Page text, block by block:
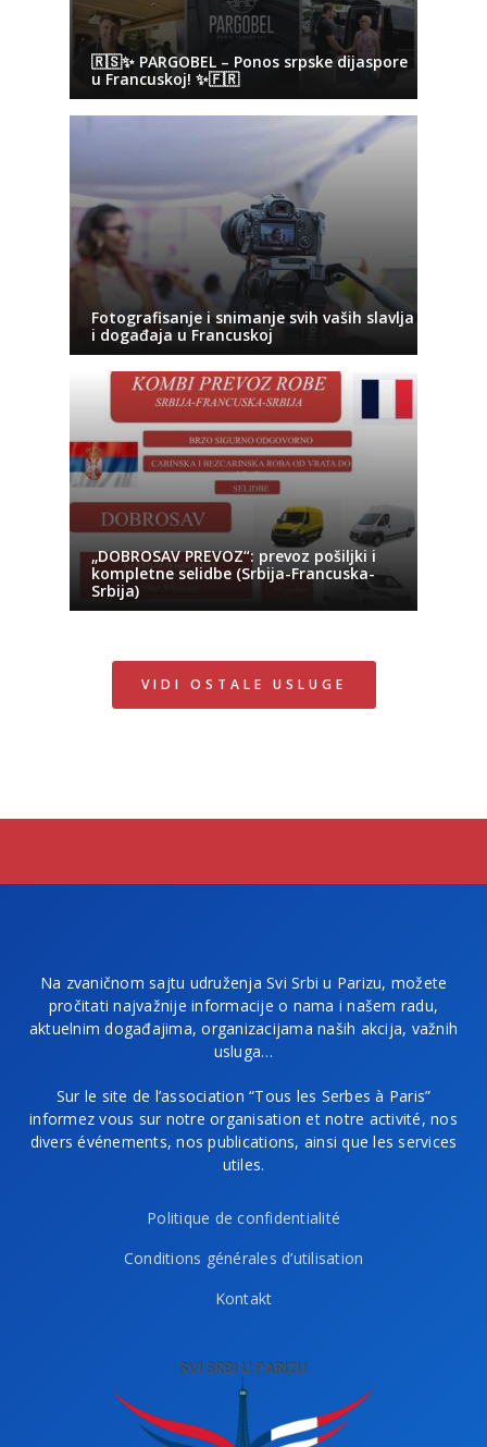
🇷🇸✨ PARGOBEL – Ponos srpske dijaspore
u Francuskoj! ✨🇫🇷
Fotografisanje i snimanje svih vaših slavlja
i događaja u Francuskoj
„DOBROSAV PREVOZ“: prevoz pošiljki i
kompletne selidbe (Srbija-Francuska-
Srbija)
VIDI OSTALE USLUGE
Na zvaničnom sajtu udruženja Svi Srbi u Parizu, možete
pročitati najvažnije informacije o nama i našem radu,
aktuelnim događajima, organizacijama naših akcija, važnih
usluga…
Sur le site de l’association “Tous les Serbes à Paris”
informez vous sur notre organisation et notre activité, nos
divers événements, nos publications, ainsi que les services
utiles.
Politique de confidentialité
Conditions générales d’utilisation
Kontakt